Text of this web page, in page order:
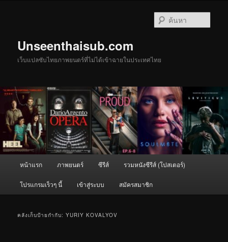
Unseenthaisub.com
เว็บแปลซับไทยภาพยนตร์ที่ไม่ได้เข้าฉายในประเทศไทย
หน้าแรก ภาพยนตร์ ซีรีส์ รวมหนังซีรีส์ (โปสเตอร์)
โปรแกรมเร็วๆ นี้ เข้าสู่ระบบ สมัครสมาชิก
คลังเก็บป้ายกำกับ:YURIY KOVALYOV